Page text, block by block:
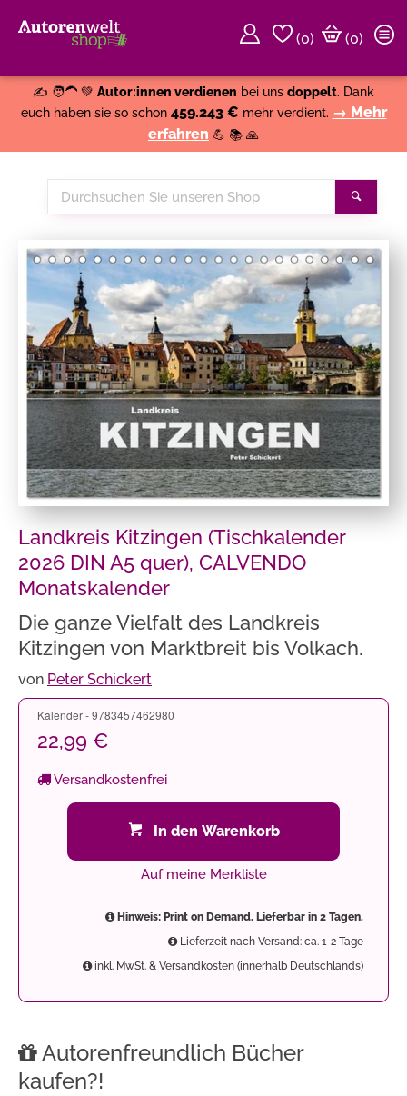
(0)
(0)
✍️ 🧑‍🦱 💚 Autor:innen verdienen bei uns doppelt. Dank
euch haben sie so schon 459.243 € mehr verdient. → Mehr
erfahren 💪 📚 🙏
Durchsuchen
Sie
Shop
Landkreis Kitzingen (Tischkalender
2026 DIN A5 quer), CALVENDO
Monatskalender
Die ganze Vielfalt des Landkreis
Kitzingen von Marktbreit bis Volkach.
von Peter Schickert
Kalender - 9783457462980
22,99 €
Versandkostenfrei
In den Warenkorb
Auf meine Merkliste
Hinweis: Print on Demand. Lieferbar in 2 Tagen.
Lieferzeit nach Versand: ca. 1-2 Tage
inkl. MwSt. & Versandkosten (innerhalb Deutschlands)
Autorenfreundlich Bücher
kaufen?!